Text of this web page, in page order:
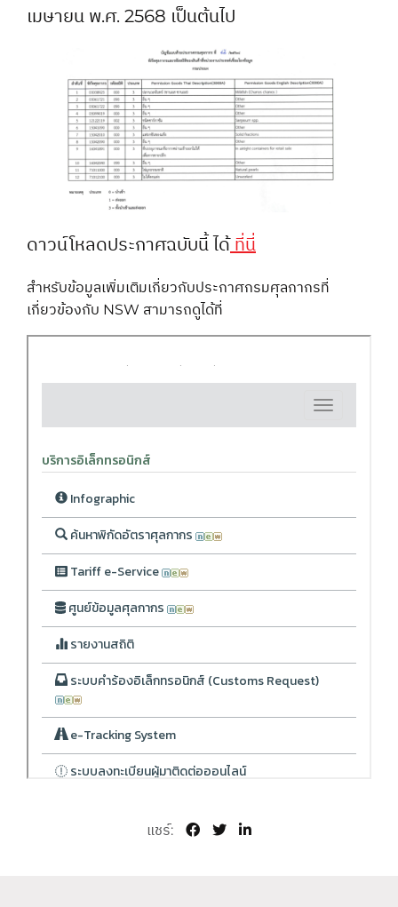
เมษายน พ.ศ. 2568 เป็นต้นไป
ดาวน์โหลดประกาศฉบับนี้ ได้ที่นี่
สำหรับข้อมูลเพิ่มเติมเกี่ยวกับประกาศกรมศุลกากรที่
เกี่ยวข้องกับ NSW สามารถดูได้ที่
แชร์: